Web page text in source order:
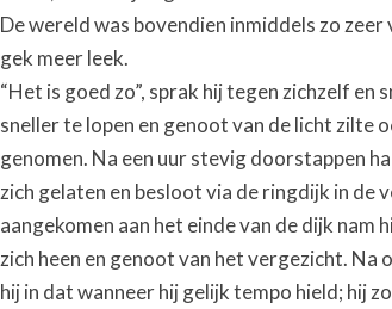
p
o
t
e
n
r
a
a
r
De wereld was bovendien inmiddels zo
gek meer leek.
“Het is goed zo”, sprak hij tegen zichzelf
sneller te lopen en genoot van de licht zilte
genomen. Na een uur stevig doorstappen
zich gelaten en besloot via de ringdijk in de
aangekomen aan het einde van de dijk nam
zich heen en genoot van het vergezicht. Na
hij in dat wanneer hij gelijk tempo hield; hij